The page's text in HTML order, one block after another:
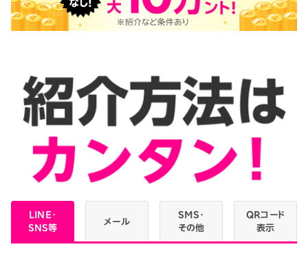
LINE・
SNS等
メール
SMS・
その他
QRコード
表示